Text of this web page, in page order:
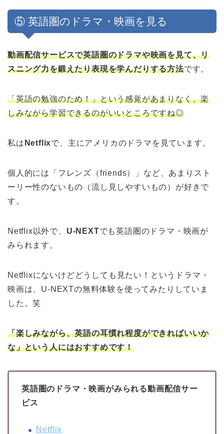
⑤ 英語圏のドラマ・映画を見る
動画配信サービスで英語圏のドラマや映画を見て、リ
スニング力を鍛えたり表現を学んだりする方法です。
「英語の勉強のため！」という感覚があまりなく、楽
しみながら学習できるのがいいところですね◎
私は Netflixで、主にアメリカのドラマを見ています。
個人的には「フレンズ（friends）」など、あまりスト
ーリー性のないもの（流し見しやすいもの）が好きで
す。
Netflix以外で、 U-NEXTでも英語圏のドラマ・映画が
みられます。
Netflixにないけどどうしても見たい！というドラマ・
映画は、U-NEXTの無料体験を使ってみたりしていま
した。笑
「楽しみながら、英語の耳慣れ程度ができればいいか
な」という人にはおすすめです！
英語圏のドラマ・映画がみられる動画配信サー
ビス
Netflix